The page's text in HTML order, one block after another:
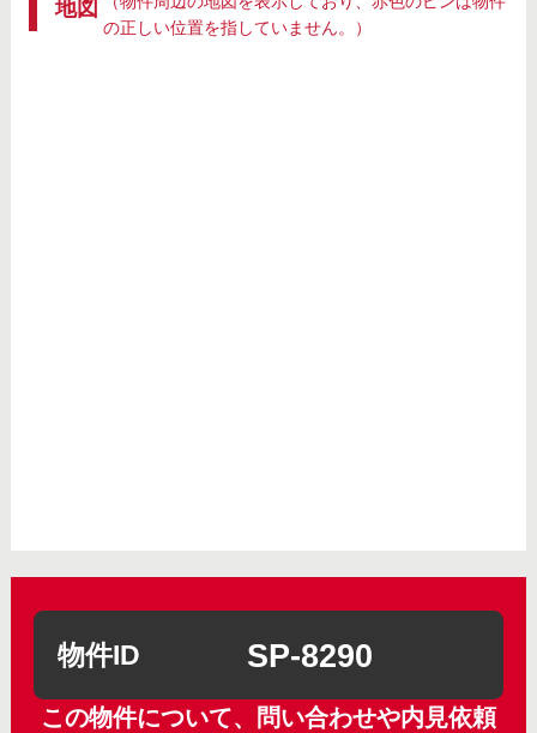
地図
の正しい位置を指していません。）
物件ID SP-8290
この物件について、問い合わせや内見依頼